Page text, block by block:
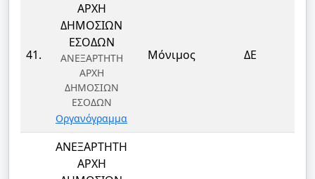
41.
ΑΡΧΗ
ΔΗΜΟΣΙΩΝ
ΕΣΟΔΩΝ
ΑΝΕΞΑΡΤΗΤΗ
ΑΡΧΗ
ΔΗΜΟΣΙΩΝ
ΕΣΟΔΩΝ
Οργανόγραμμα
Μόνιμος ΔΕ
ΑΝΕΞΑΡΤΗΤΗ
ΑΡΧΗ